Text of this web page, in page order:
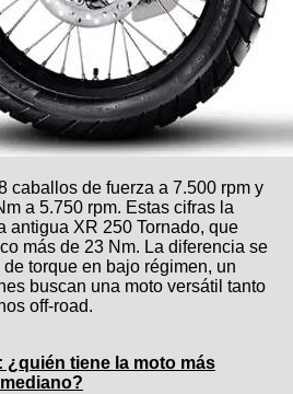
caballos de fuerza a 7.500 rpm y
a 5.750 rpm. Estas cifras la
antigua XR 250 Tornado, que
más de 23 Nm. La diferencia se
torque en bajo régimen, un
buscan una moto versátil tanto
off-road.
¿quién tiene la moto más